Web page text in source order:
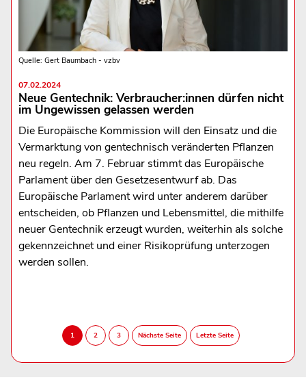
Quelle: Gert Baumbach - vzbv
07.02.2024
Neue Gentechnik: Verbraucher:innen dürfen nicht
im Ungewissen gelassen werden
Die Europäische Kommission will den Einsatz und die
Vermarktung von gentechnisch veränderten Pflanzen
neu regeln. Am 7. Februar stimmt das Europäische
Parlament über den Gesetzesentwurf ab. Das
Europäische Parlament wird unter anderem darüber
entscheiden, ob Pflanzen und Lebensmittel, die mithilfe
neuer Gentechnik erzeugt wurden, weiterhin als solche
gekennzeichnet und einer Risikoprüfung unterzogen
werden sollen.